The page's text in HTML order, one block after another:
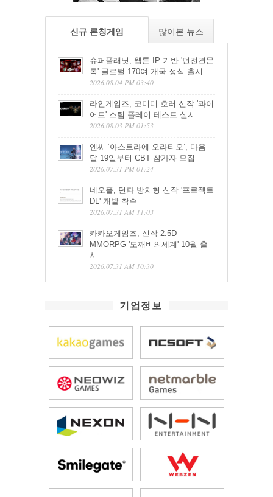
신규 론칭게임 많이본 뉴스
슈퍼플래닛, 웹툰 IP 기반 '던전견문
록' 글로벌 170여 개국 정식 출시
2026.08.04 PM 03:40
라인게임즈, 코미디 호러 신작 '콰이
어트' 스팀 플레이 테스트 실시
2026.08.03 PM 01:53
엔씨 ‘아스트라에 오라티오’, 다음
달 19일부터 CBT 참가자 모집
2026.07.31 PM 01:24
네오플, 던파 방치형 신작 '프로젝트
DL' 개발 착수
2026.07.31 AM 11:03
카카오게임즈, 신작 2.5D
MMORPG '도깨비의세계' 10월 출
시
2026.07.31 AM 10:30
기업정보